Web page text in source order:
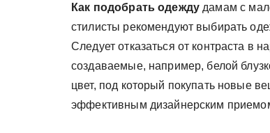
Как подобрать одежду дамам с
стилисты рекомендуют выбирать
Следует отказаться от контраста в
создаваемые, например, белой
цвет, под который покупать новые
эффективным дизайнерским